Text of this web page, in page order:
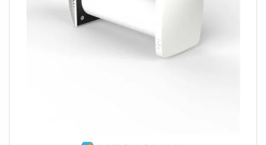
pour le soutien et la fermeté, garantissant un retour
d’énergie explosif et une foulée douce et stable.La
semelle extérieure en gomme G3 offre une adhérence
exceptionnelle sur l’asphalte, tout en étant légère pour ne
pas freiner votre vitesse. Enfin, la technologie Mizuno